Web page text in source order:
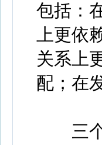
包括：
上更依
关系上
配；在
三个